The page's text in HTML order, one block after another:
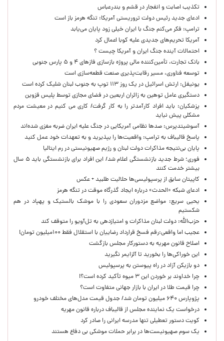
تکذیب اصابت و انفجار در قشم و بندرعباس
ادعای جدید رئیس دولت تروریستی آمریکا: تنگه هرمز باز است
ترامپ: فکر می‌کنم جنگ با ایران خیلی زود پایان می‌یابد
آمریکا تحریم‌های جدیدی علیه کوبا اعمال کرد
احتمالات آینده جنگ ایران و آمریکا چیست ؟
بانک تجارت، تأمین‌کننده مالی پروژه بازسازی فازهای ۴ و ۵ پارس جنوبی
توسعه فناوری، مسیر رقابت‌پذیری صنعت قطعه‌سازی است
یونیفل: ارتش اسرائیل در یک روز ۱۱۳ توپ به جنوب لبنان شلیک کرده است
دستگیری عامل توهین به زائران اربعین در فضای مجازی توسط پلیس قزوین
پزشکیان: باید افراد کارآمدتر را به کار گرفت/ کاری می کنیم در معیشت مردم
مشکلی پیش نیاید
آسوشیتدپرس: صدها نظامی آمریکایی در جنگ علیه ایران ضربه مغزی شده‌اند
پاسخ قالیباف به ترامپ: واقعیت‌ها را بپذیرید و به تعهدات خود عمل کنید
پایان بی‌نتیجه مذاکرات دولت لبنان و رژیم صهیونیستی در رم ایتالیا
فوری؛ شرط جدید بازنشستگی اعلام شد/ این افراد برای بازنشستگی باید ۵ سال
بیشتر خدمت کنند
کاپیتان سابق از پرسپولیسی‌ها حلالیت طلبید + عکس
ادعای شبکه «الحدث» درباره ایجاد گذرگاه موقت در تنگه هرمز
یحیی سریع: مواضع مزدوران سعودی را با موشک بالستیک و پهپاد در هم
شکستیم
حزب‌الله: دولت لبنان مذاکرات و امتیازدهی به تل‌آویو را متوقف کند
عجیب اما واقعی:رقم فسخ قرارداد رضاییان با استقلال فقط ۱۰۰میلیون تومان!
اصلاح قانون مهریه به دستورکار مجلس بازگشت
این خوراکی‌ها را بخورید تا آلزایمر نگیرید
دو بازیکن آزاد در راه پیوستن به پرسپولیس
چرا خداوند بر خوردن این ۳ میوه تأکید کرده است؟!
چرا قیمت طلا در ایران با بازار جهانی متفاوت است؟
پژوپارس ۶۴۰ میلیون تومان شد/ جدول قیمت مدل‌های مختلف خودرو
درخواست یک نماینده مجلس از قالیباف درباره قانون مهریه
کویت دستور تعطیلی تنها مدرسه ایرانی را صادر کرد
یک‌ سوم صهیونیست‌ها در برابر حملات موشکی بی دفاع هستند